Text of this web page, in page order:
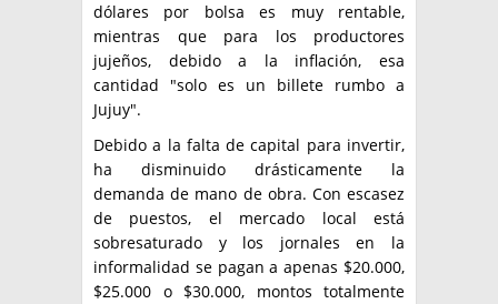
dólares por bolsa es muy rentable,
mientras que para los productores
jujeños, debido a la inflación, esa
cantidad "solo es un billete rumbo a
Jujuy".
Debido a la falta de capital para invertir,
ha disminuido drásticamente la
demanda de mano de obra. Con escasez
de puestos, el mercado local está
sobresaturado y los jornales en la
informalidad se pagan a apenas $20.000,
$25.000 o $30.000, montos totalmente